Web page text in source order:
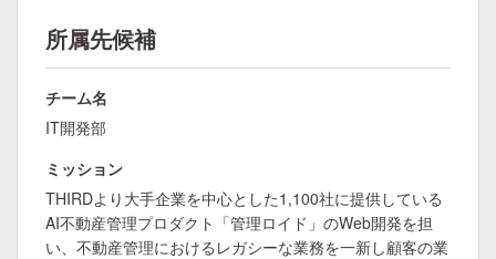
所属先候補
チーム名
IT開発部
ミッション
THIRDより大手企業を中心とした1,100社に提供している
AI不動産管理プロダクト「管理ロイド」のWeb開発を担
い、不動産管理におけるレガシーな業務を一新し顧客の業